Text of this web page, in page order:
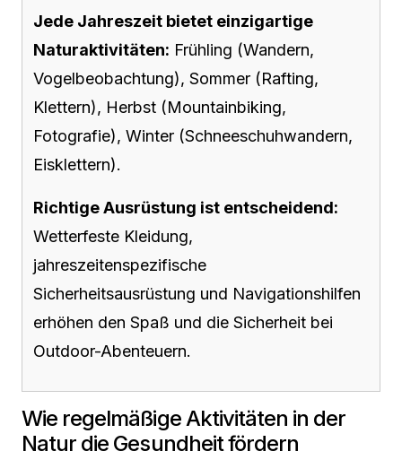
Jede Jahreszeit bietet einzigartige
Naturaktivitäten: Frühling (Wandern,
Vogelbeobachtung), Sommer (Rafting,
Klettern), Herbst (Mountainbiking,
Fotografie), Winter (Schneeschuhwandern,
Eisklettern).
Richtige Ausrüstung ist entscheidend:
Wetterfeste Kleidung,
jahreszeitenspezifische
Sicherheitsausrüstung und Navigationshilfen
erhöhen den Spaß und die Sicherheit bei
Outdoor-Abenteuern.
Wie regelmäßige Aktivitäten in der
Natur die Gesundheit fördern